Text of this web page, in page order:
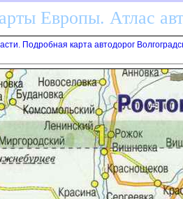
Европы. Атлас
Подробная карта автодорог